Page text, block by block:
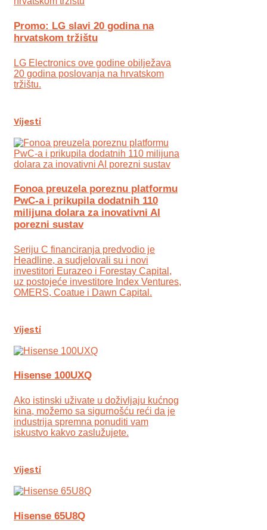
Promo: LG slavi 20 godina na
hrvatskom tržištu
LG Electronics ove godine obilježava
20 godina poslovanja na hrvatskom
tržištu.
Vijesti
Fonoa preuzela poreznu platformu
PwC-a i prikupila dodatnih 110
milijuna dolara za inovativni AI
porezni sustav
Seriju C financiranja predvodio je
Headline, a sudjelovali su i novi
investitori Eurazeo i Forestay Capital,
uz postojeće investitore Index Ventures,
OMERS, Coatue i Dawn Capital.
Vijesti
Hisense 100UXQ
Ako istinski uživate u doživljaju kućnog
kina, možemo sa sigurnošću reći da je
industrija spremna ponuditi vam
iskustvo kakvo zaslužujete.
Vijesti
Hisense 65U8Q